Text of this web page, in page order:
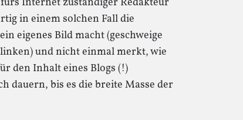
in einem solchen Fall die
eigenes Bild macht (geschweige
und nicht einmal merkt, wie
den Inhalt eines Blogs (!)
dauern, bis es die breite Masse der